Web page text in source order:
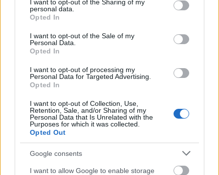
not limited to your visit or usage behaviour. You may click to
grant or deny consent to Google and its third-party tags to
use your data for below specified purposes in below Google
consent section.
I want to opt-out of the Sharing of my
personal data.
Opted In
I want to opt-out of the Sale of my
Personal Data.
Opted In
I want to opt-out of processing my
Personal Data for Targeted Advertising.
Opted In
I want to opt-out of Collection, Use,
Retention, Sale, and/or Sharing of my
Personal Data that Is Unrelated with the
Purposes for which it was collected.
Opted Out
Google consents
I want to allow Google to enable storage
bąbelkaminazywa się potocznie szampana, rzadziej
jakiś napój gazowany
Słownik wyrazów bliskoznacznych
podobne znaczeniowo (lepsze odpowiedniki lub zapomniane słowa)
napój gazowany; szampan; wino musujące
Przykłady użycia
autentyczne, starannie wybrane, zobacz teżna blogu
Preferencje zależą głównie od wieku, ale zdziwi się